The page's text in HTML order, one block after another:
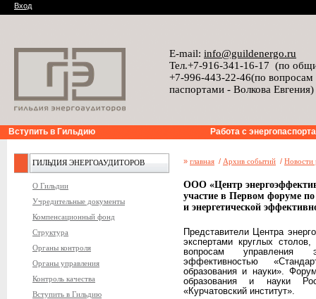
Вход
E-mail: info@guildenergo.ru
Тел.+7-916-341-16-17 (по
+7-996-443-22-46(по
паспортами - Волкова Евгения)
Вступить в Гильдию Работа с
ГИЛЬДИЯ ЭНЕРГОАУДИТОРОВ
О Гильдии
Учредительные документы
Компенсационный фонд
Структура
Органы контроля
Органы управления
Контроль качества
Вступить в Гильдию
» главная / Архив событий / Новости
ООО «Центр
участие в Первом форуме по
и энергетической
Представители Центра
экспертами круглых
вопросам управления
эффективностью
образования и науки».
образования и науки
«Курчатовский институт».